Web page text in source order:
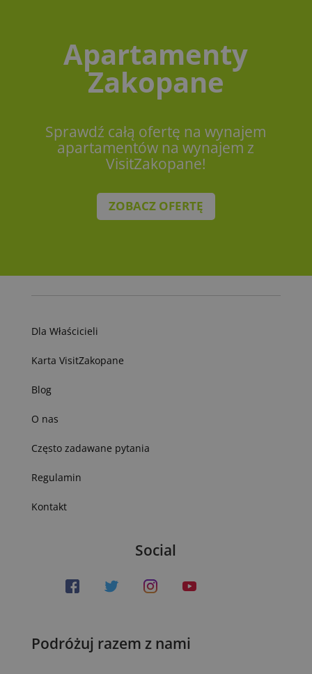
Apartamenty
Zakopane
Sprawdź całą ofertę na wynajem
apartamentów na wynajem z
VisitZakopane!
ZOBACZ OFERTĘ
Dla Właścicieli
Karta VisitZakopane
Blog
O nas
Często zadawane pytania
Regulamin
Kontakt
Social
Podróżuj razem z nami